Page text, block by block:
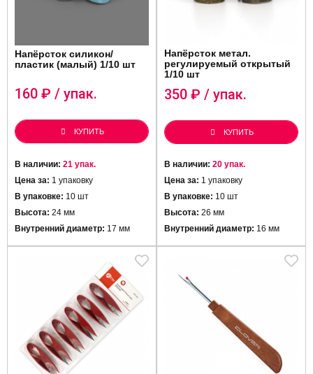
Напёрсток силикон/
пластик (малый) 1/10 шт
160 ₽ / упак.
КУПИТЬ
В наличии: 21 упак.
Цена за: 1 упаковку
В упаковке: 10 шт
Высота: 24 мм
Внутренний диаметр: 17 мм
Напёрсток метал.
регулируемый открытый
1/10 шт
350 ₽ / упак.
КУПИТЬ
В наличии: 20 упак.
Цена за: 1 упаковку
В упаковке: 10 шт
Высота: 26 мм
Внутренний диаметр: 16 мм